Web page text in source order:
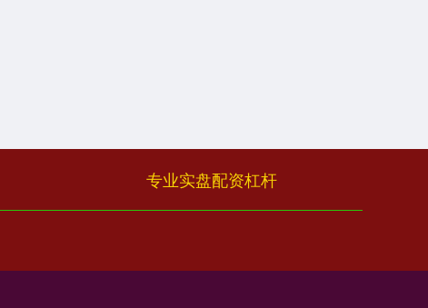
专业实盘配资杠杆